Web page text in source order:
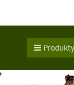
Produkty